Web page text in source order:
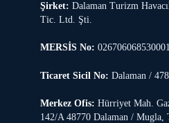
Şirket: Dalaman Turizm
Tic. Ltd. Şti.
MERSİS No:
Ticaret Sicil No: Dalaman / 478
Merkez Ofis: Hürriyet Mah.
142/A 48770 Dalaman /